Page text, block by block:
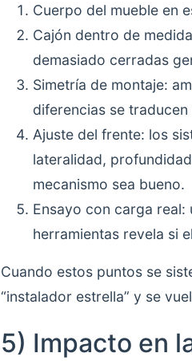
Cuerpo del mueble en
Cajón dentro de
demasiado cerradas
Simetría de montaje:
diferencias se
Ajuste del frente: los
lateralidad,
mecanismo sea bueno.
Ensayo con carga real:
herramientas revela si
Cuando estos puntos se
“instalador estrella” y se
5) Impacto en